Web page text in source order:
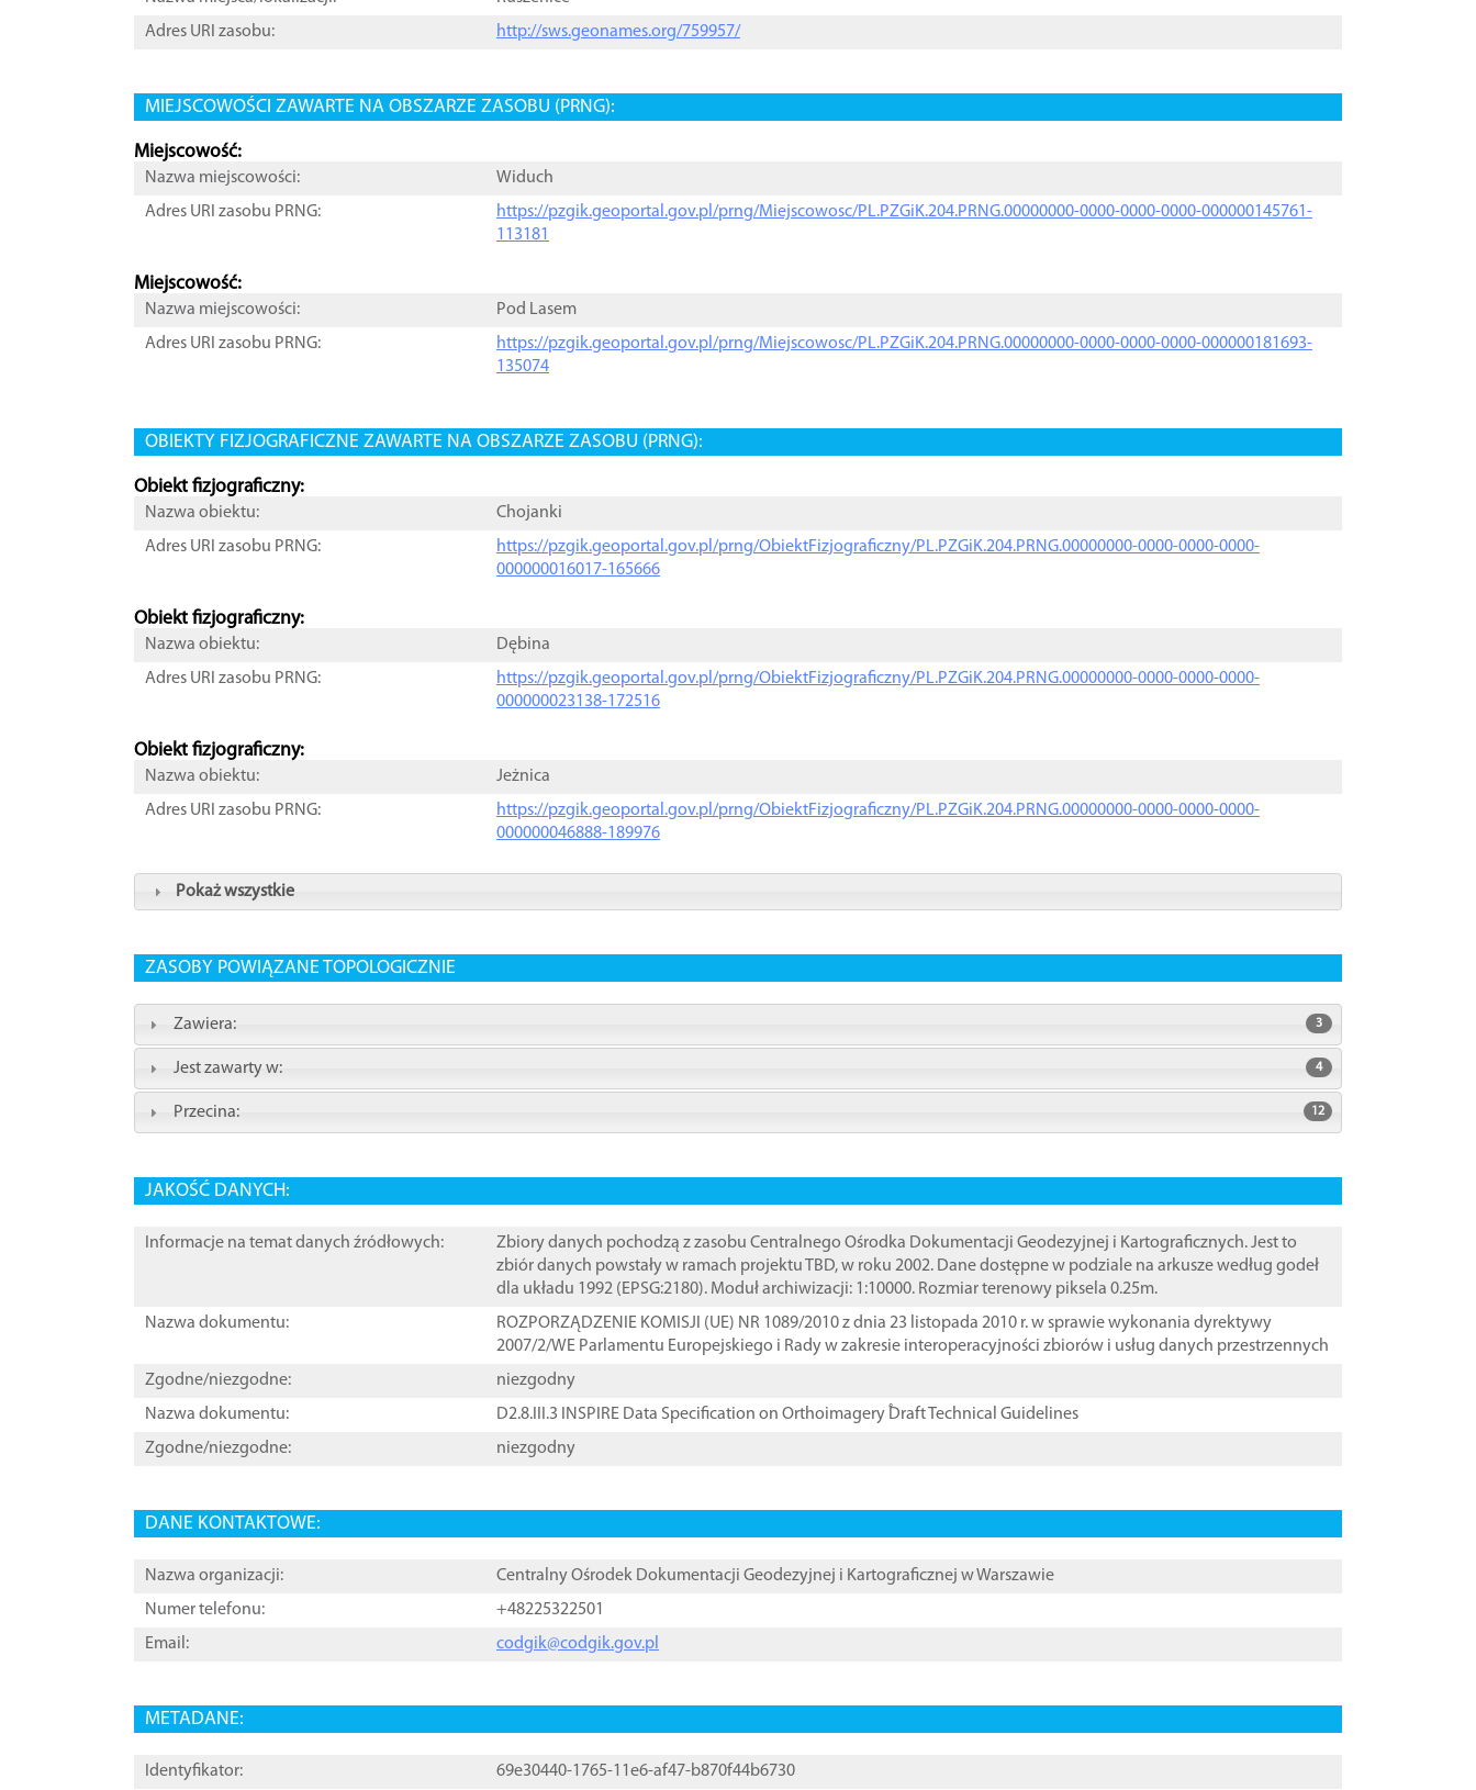
Adres URI zasobu:
http://sws.geonames.org/759957/
MIEJSCOWOŚCI ZAWARTE NA OBSZARZE ZASOBU (PRNG):
Miejscowość:
Nazwa miejscowości:
Widuch
Adres URI zasobu PRNG:
https://pzgik.geoportal.gov.pl/prng/Miejscowosc/PL.PZGiK.204.PRNG.00000000-0000-0000-0000-000000145761-
113181
Miejscowość:
Nazwa miejscowości:
Pod Lasem
Adres URI zasobu PRNG:
https://pzgik.geoportal.gov.pl/prng/Miejscowosc/PL.PZGiK.204.PRNG.00000000-0000-0000-0000-000000181693-
135074
OBIEKTY FIZJOGRAFICZNE ZAWARTE NA OBSZARZE ZASOBU (PRNG):
Obiekt fizjograficzny:
Nazwa obiektu:
Chojanki
Adres URI zasobu PRNG:
https://pzgik.geoportal.gov.pl/prng/ObiektFizjograficzny/PL.PZGiK.204.PRNG.00000000-0000-0000-0000-
000000016017-165666
Obiekt fizjograficzny:
Nazwa obiektu:
Dębina
Adres URI zasobu PRNG:
https://pzgik.geoportal.gov.pl/prng/ObiektFizjograficzny/PL.PZGiK.204.PRNG.00000000-0000-0000-0000-
000000023138-172516
Obiekt fizjograficzny:
Nazwa obiektu:
Jeżnica
Adres URI zasobu PRNG:
https://pzgik.geoportal.gov.pl/prng/ObiektFizjograficzny/PL.PZGiK.204.PRNG.00000000-0000-0000-0000-
000000046888-189976
Pokaż wszystkie
ZASOBY POWIĄZANE TOPOLOGICZNIE
Zawiera: 3
Jest zawarty w: 4
Przecina: 12
JAKOŚĆ DANYCH:
Informacje na temat danych źródłowych:
Zbiory danych pochodzą z zasobu Centralnego Ośrodka Dokumentacji Geodezyjnej i Kartograficznych. Jest to
zbiór danych powstały w ramach projektu TBD, w roku 2002. Dane dostępne w podziale na arkusze według godeł
dla układu 1992 (EPSG:2180). Moduł archiwizacji: 1:10000. Rozmiar terenowy piksela 0.25m.
Nazwa dokumentu:
ROZPORZĄDZENIE KOMISJI (UE) NR 1089/2010 z dnia 23 listopada 2010 r. w sprawie wykonania dyrektywy
2007/2/WE Parlamentu Europejskiego i Rady w zakresie interoperacyjności zbiorów i usług danych przestrzennych
Zgodne/niezgodne:
niezgodny
Nazwa dokumentu:
D2.8.III.3 INSPIRE Data Specification on Orthoimagery ֠Draft Technical Guidelines
Zgodne/niezgodne:
niezgodny
DANE KONTAKTOWE:
Nazwa organizacji:
Centralny Ośrodek Dokumentacji Geodezyjnej i Kartograficznej w Warszawie
Numer telefonu:
+48225322501
Email:
codgik@codgik.gov.pl
METADANE:
Identyfikator: 69e30440-1765-11e6-af47-b870f44b6730